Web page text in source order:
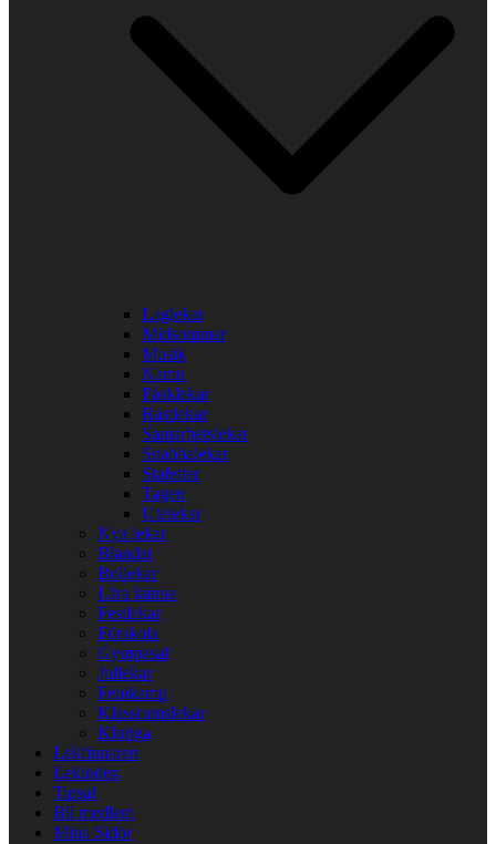
Laglekar
Midsommar
Musik
Namn
Påsklekar
Rastlekar
Samarbetslekar
Snabbalekar
Stafetter
Tagen
Utelekar
Nya lekar
Blandat
Bollekar
Lära känna
Festlekar
Förskola
Gympasal
Jullekar
Femkamp
Klassrumslekar
Kluriga
Lekfinnaren
Lekindex
Tipsa!
Bli medlem
Mina Sidor